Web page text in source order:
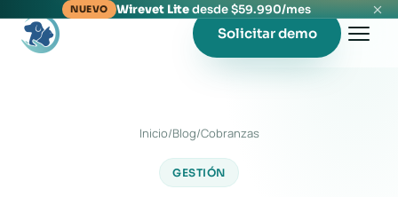
NUEVO Wirevet Litedesde $59.990/mes
Solicitar demo
Inicio/Blog/Cobranzas
GESTIÓN